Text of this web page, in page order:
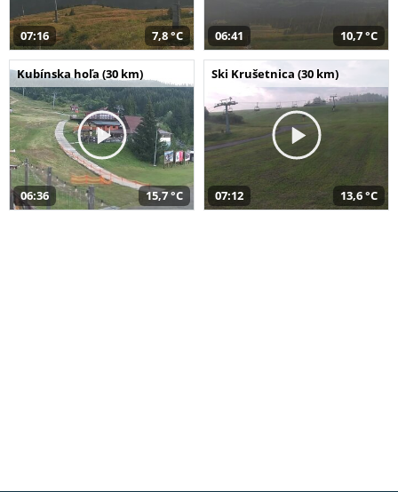
07:16 7,8 °C 06:41 10,7 °C
Kubínska hoľa (30 km)
06:36 15,7 °C
Ski Krušetnica (30 km)
07:12 13,6 °C